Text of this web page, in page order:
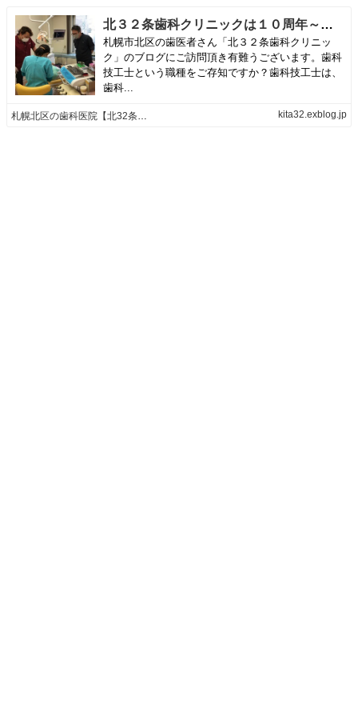
北３２条歯科クリニックは１０周年～協働・共同・協同！プライムデンタル～ | 札幌北区の歯科医院【北32条歯科クリニック】のブログ
札幌市北区の歯医者さん「北３２条歯科クリニッ
ク」のブログにご訪問頂き有難うございます。歯科
技工士という職種をご存知ですか？歯科技工士は、
歯科...
札幌北区の歯科医院【北32条歯科クリニック】のブログ kita32.exblog.jp